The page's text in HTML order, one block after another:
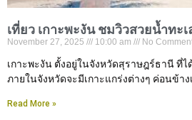
เที่ยว เกาะพะงัน ชมวิวสวยน้ำทะเ
November 27, 2025 10:00 am No
เกาะพะงัน ตั้งอยู่ในจังหวัดสุราษฎร์ธานี ที่ไ
ภายในจังหวัดจะมีเกาะแกร่งต่างๆ ค่อนข้า
Read More »